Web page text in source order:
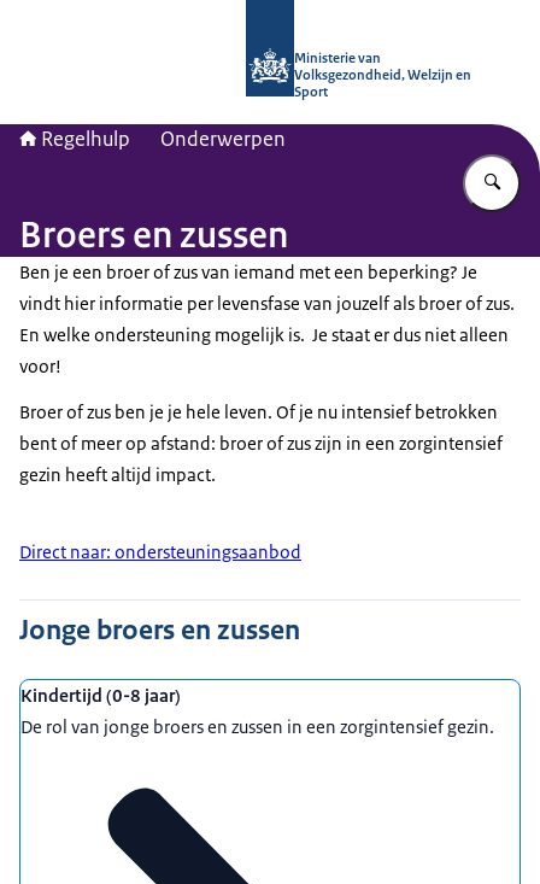
Ministerie van
Volksgezondheid, Welzijn en
Sport
Regelhulp Onderwerpen
Broers en zussen
Ben je een broer of zus van iemand met een beperking? Je
vindt hier informatie per levensfase van jouzelf als broer of zus.
En welke ondersteuning mogelijk is. Je staat er dus niet alleen
voor!
Broer of zus ben je je hele leven. Of je nu intensief betrokken
bent of meer op afstand: broer of zus zijn in een zorgintensief
gezin heeft altijd impact.
Direct naar: ondersteuningsaanbod
Jonge broers en zussen
Kindertijd (0-8 jaar)
De rol van jonge broers en zussen in een zorgintensief gezin.